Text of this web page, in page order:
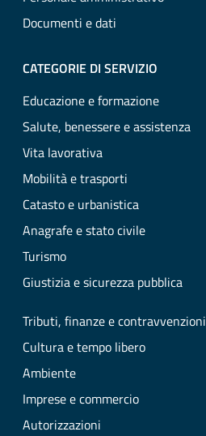
Documenti e dati
CATEGORIE DI SERVIZIO
Educazione e formazione
Salute, benessere e assistenza
Vita lavorativa
Mobilità e trasporti
Catasto e urbanistica
Anagrafe e stato civile
Turismo
Giustizia e sicurezza pubblica
Tributi, finanze e contravvenzioni
Cultura e tempo libero
Ambiente
Imprese e commercio
Autorizzazioni